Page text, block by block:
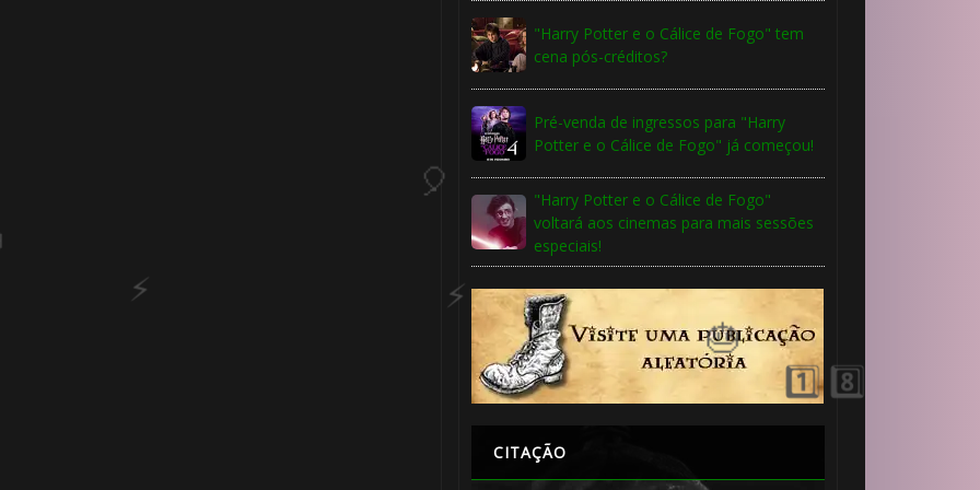
"Harry Potter e o Cálice de Fogo" tem
cena pós-créditos?
Pré-venda de ingressos para "Harry
Potter e o Cálice de Fogo" já começou!
"Harry Potter e o Cálice de Fogo"
voltará aos cinemas para mais sessões
especiais!
CITAÇÃO